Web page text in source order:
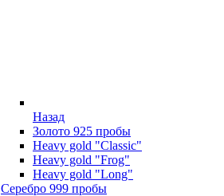
Назад
Золото 925 пробы
Heavy gold "Classic"
Heavy gold "Frog"
Heavy gold "Long"
Серебро 999 пробы